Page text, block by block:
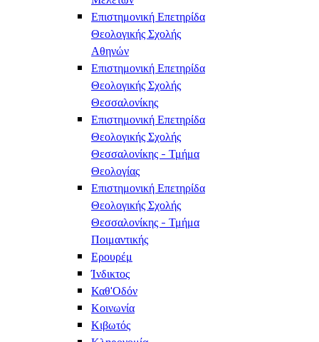
Επιστημονική Επετηρίδα
Θεολογικής Σχολής
Αθηνών
Επιστημονική Επετηρίδα
Θεολογικής Σχολής
Θεσσαλονίκης
Επιστημονική Επετηρίδα
Θεολογικής Σχολής
Θεσσαλονίκης - Τμήμα
Θεολογίας
Επιστημονική Επετηρίδα
Θεολογικής Σχολής
Θεσσαλονίκης - Τμήμα
Ποιμαντικής
Ερουρέμ
Ίνδικτος
Καθ'Οδόν
Κοινωνία
Κιβωτός